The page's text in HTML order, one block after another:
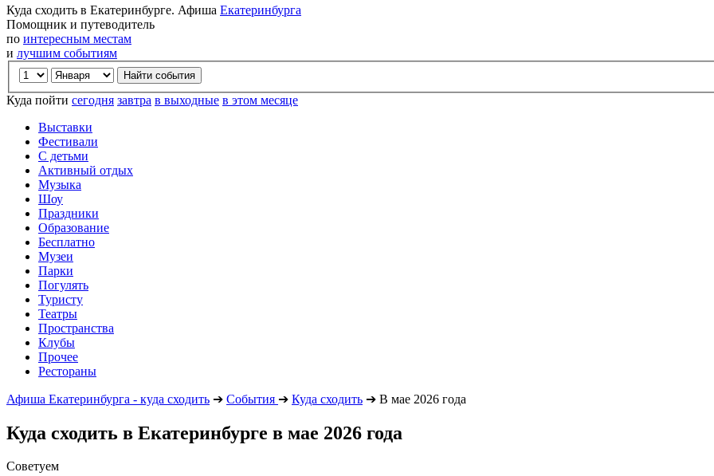
Куда сходить в Екатеринбурге. Афиша Екатеринбурга
Помощник и путеводитель
по интересным местам
и лучшим событиям
Куда пойти сегодня завтра в выходные в этом месяце
Выставки
Фестивали
С детьми
Активный отдых
Музыка
Шоу
Праздники
Образование
Бесплатно
Музеи
Парки
Погулять
Туристу
Театры
Пространства
Клубы
Прочее
Рестораны
Афиша Екатеринбурга - куда сходить ➔ События ➔ Куда сходить ➔ В мае 2026 года
Куда сходить в Екатеринбурге в мае 2026 года
Советуем